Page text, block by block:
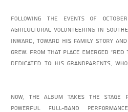
Following the events of
agricultural volunteering in
inward, toward his family story
grew. From that place emerged
dedicated to his grandparents,
Now, the album takes the
powerful full-band